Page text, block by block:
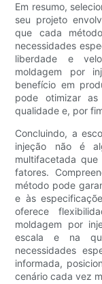
Em resumo,
seu projeto
que cada
necessidades
liberdade e
moldagem por
benefício em
pode otimizar
qualidade e, por
Concluindo, a
injeção não é
multifacetada
fatores.
método pode
e às
oferece
moldagem por
escala e na
necessidades
informada,
cenário cada vez